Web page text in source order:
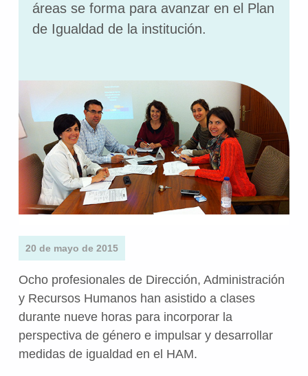
áreas se forma para avanzar en el Plan
de Igualdad de la institución.
20 de mayo de 2015
Ocho profesionales de Dirección, Administración
y Recursos Humanos han asistido a clases
durante nueve horas para incorporar la
perspectiva de género e impulsar y desarrollar
medidas de igualdad en el HAM.